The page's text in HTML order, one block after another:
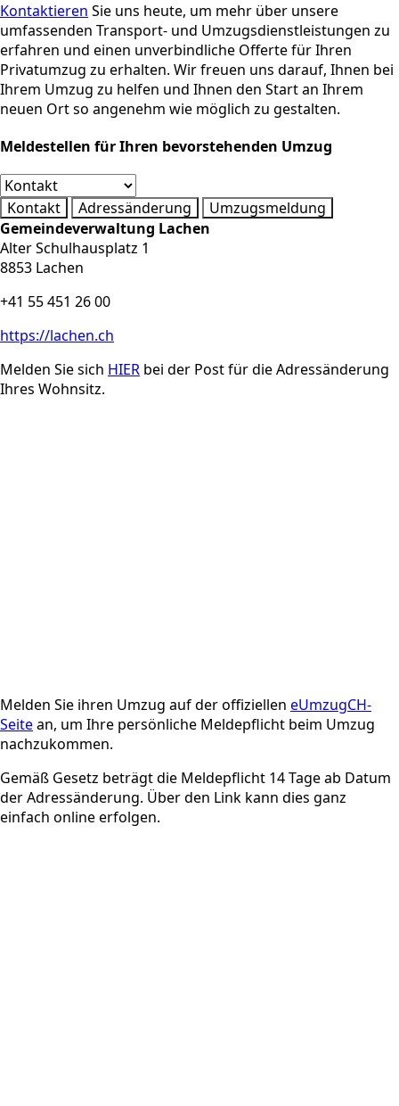
Kontaktieren Sie uns heute, um mehr über unsere
umfassenden Transport- und Umzugsdienstleistungen zu
erfahren und einen unverbindliche Offerte für Ihren
Privatumzug zu erhalten. Wir freuen uns darauf, Ihnen bei
Ihrem Umzug zu helfen und Ihnen den Start an Ihrem
neuen Ort so angenehm wie möglich zu gestalten.
Meldestellen für Ihren bevorstehenden Umzug
Kontakt Adressänderung
Umzugsmeldung
Gemeindeverwaltung Lachen
Alter Schulhausplatz 1
8853 Lachen
+41 55 451 26 00
https://lachen.ch
Melden Sie sich HIER bei der Post für die Adressänderung
Ihres Wohnsitz.
Melden Sie ihren Umzug auf der offiziellen eUmzugCH-
Seitean, um Ihre persönliche Meldepflicht beim Umzug
nachzukommen.
Gemäß Gesetz beträgt die Meldepflicht 14 Tage ab Datum
der Adressänderung. Über den Link kann dies ganz
einfach online erfolgen.